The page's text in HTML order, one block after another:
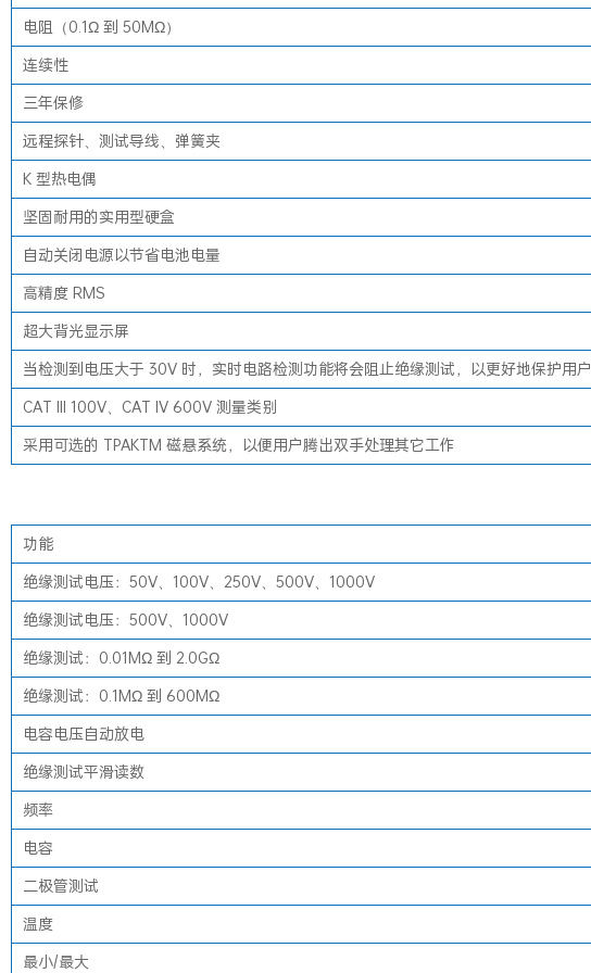
电阻（0.1Ω 到 50MΩ）
连续性
三年保修
远程探针、测试导线、弹簧夹
K 型热电偶
坚固耐用的实用型硬盒
自动关闭电源以节省电池电量
高精度 RMS
超大背光显示屏
当检测到电压大于 30V 时，实时电路检测功能将会阻止绝缘测试，以更好地保护用
CAT III 100V、CAT IV 600V 测量类别
采用可选的 TPAKTM 磁悬系统，以便用户腾出双手处理其它工作
功能
绝缘测试电压：50V、100V、250V、500V、1000V
绝缘测试电压：500V、1000V
绝缘测试：0.01MΩ 到 2.0GΩ
绝缘测试：0.1MΩ 到 600MΩ
电容电压自动放电
绝缘测试平滑读数
频率
电容
二极管测试
温度
最小/最大